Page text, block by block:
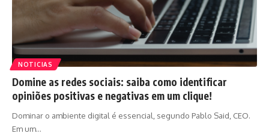
NOTICIAS
Domine as redes sociais: saiba como identificar
opiniões positivas e negativas em um clique!
Dominar o ambiente digital é essencial, segundo Pablo Said, CEO.
Em um…